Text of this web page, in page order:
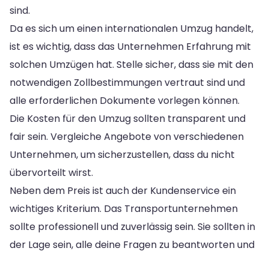
sind.
Da es sich um einen internationalen Umzug handelt,
ist es wichtig, dass das Unternehmen Erfahrung mit
solchen Umzügen hat. Stelle sicher, dass sie mit den
notwendigen Zollbestimmungen vertraut sind und
alle erforderlichen Dokumente vorlegen können.
Die Kosten für den Umzug sollten transparent und
fair sein. Vergleiche Angebote von verschiedenen
Unternehmen, um sicherzustellen, dass du nicht
übervorteilt wirst.
Neben dem Preis ist auch der Kundenservice ein
wichtiges Kriterium. Das Transportunternehmen
sollte professionell und zuverlässig sein. Sie sollten in
der Lage sein, alle deine Fragen zu beantworten und